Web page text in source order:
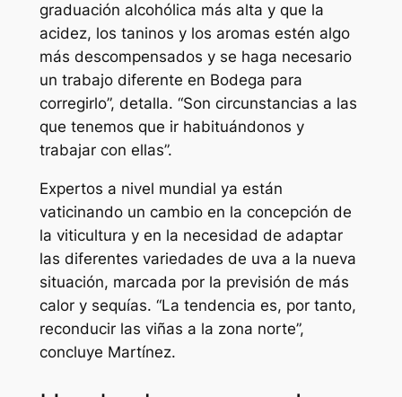
graduación alcohólica más alta y que la
acidez, los taninos y los aromas estén algo
más descompensados y se haga necesario
un trabajo diferente en Bodega para
corregirlo”, detalla. “Son circunstancias a las
que tenemos que ir habituándonos y
trabajar con ellas”.
Expertos a nivel mundial ya están
vaticinando un cambio en la concepción de
la viticultura y en la necesidad de adaptar
las diferentes variedades de uva a la nueva
situación, marcada por la previsión de más
calor y sequías. “La tendencia es, por tanto,
reconducir las viñas a la zona norte”,
concluye Martínez.